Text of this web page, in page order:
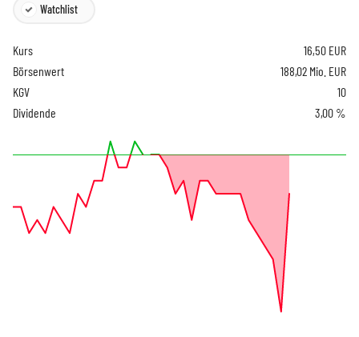
Watchlist
Kurs 16,50 EUR
Börsenwert
188,02 Mio. EUR
KGV
10
Dividende
3,00 %